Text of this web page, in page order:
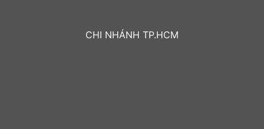
CHI NHÁNH TP.HCM